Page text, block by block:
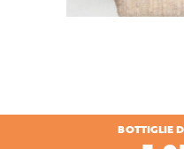
BOTTIGLIE